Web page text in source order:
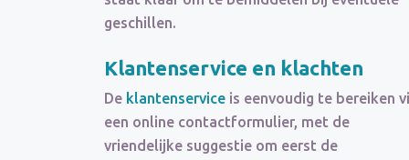
geschillen.
Klantenservice en klachten
De klantenservice is eenvoudig te bereiken
een online contactformulier, met de
vriendelijke suggestie om eerst de